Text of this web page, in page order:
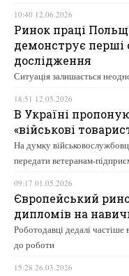
10:40 12.06.2026
Ринок праці
демонструє перші
дослідження
Ситуація залишається
18:51 12.05.2026
В Україні
«військові
На думку
передати ветеранам-
09:17 01.05.2026
Європейський
дипломів на
Роботодавці дедалі частіше
до роботи
15:28 26.03.2026